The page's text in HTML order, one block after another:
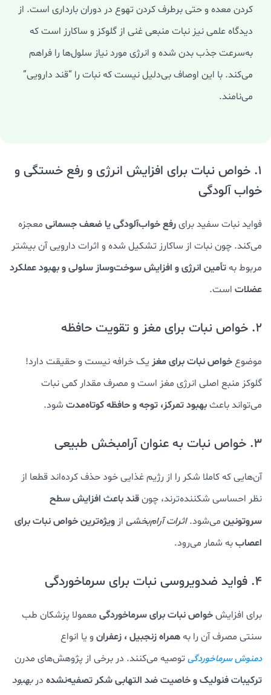
کردن معده و حتی برطرف کردن تهوع در دوران بارداری است. از
دیدگاه علمی نیز نبات منبعی غنی از گلوکز و ساکارز است که
به‌سرعت جذب بدن شده و انرژی مورد نیاز سلول‌ها را فراهم
می‌کند. با این اوصاف بی‌دلیل نیست که نبات را “قند دارویی”
می‌نامند.
1. خواص نبات برای افزایش انرژی و رفع خستگی و
خواب آلودگی
فواید نبات سفید برایرفع خواب‌آلودگی یا ضعف جسمانی معجزه
می‌کند. چون نبات از ساکارز تشکیل شده و اثرات دارویی آن بیشتر
مربوط بهتأمین انرژی و افزایش سوخت‌‌و‌ساز سلولی و بهبود عملکرد
عضلات است.
2. خواص نبات برای مغز و تقویت حافظه
موضوعخواص نبات برای مغز یک خرافه نیست و حقیقت دارد!
گلوکز منبع اصلی انرژی مغز است و مصرف مقدار کمی نبات
می‌تواند باعثبهبود تمرکز، توجه و حافظه کوتاه‌مدت شود.
3. خواص نبات به عنوان آرامبخش طبیعی
آن‌هایی که کاملا شکر را از رژیم غذایی خود حذف کرده‌اند قطعا از
نظر احساسی شکننده‌ترند، چونقند باعث افزایش سطح
سروتونین می‌شود.اثرات آرام‌بخشی از ویژه‌ترین خواص نبات برای
اعصاببه شمار می‌رود.
4. فواید ضدویروسی نبات برای سرماخوردگی
برای افزایشخواص نبات برای سرماخوردگی معمولا پزشکان طب
سنتی مصرف آن را بههمراه زنجبیل ، زعفران و یا انواع
دمنوش سرماخوردگی توصیه می‌کنند. در برخی از پژوهش‌های مدرن
ترکیبات فنولیک و خاصیت ضد التهابی شکر تصفیه‌نشده در بهبود